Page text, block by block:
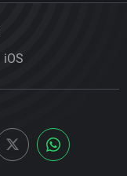
iOS